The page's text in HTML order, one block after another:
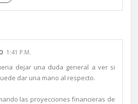
1:41 P.M.
dejar una duda general a ver si
dar una mano al respecto.
las proyecciones financieras de